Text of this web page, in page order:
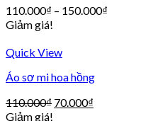
110.000₫ – 150.000₫
Giảm giá!
Quick View
Áo sơ mi hoa hồng
110.000₫ 70.000₫
Giảm giá!